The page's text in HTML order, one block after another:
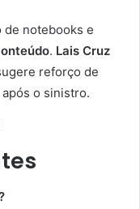
de notebooks e
. Lais Cruz
reforço de
o sinistro.